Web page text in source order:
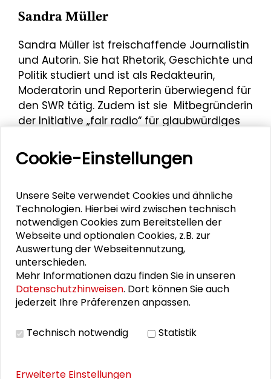
Sandra Müller
Sandra Müller ist freischaffende Journalistin
und Autorin. Sie hat Rhetorik, Geschichte und
Politik studiert und ist als Redakteurin,
Moderatorin und Reporterin überwiegend für
den SWR tätig. Zudem ist sie Mitbegründerin
der Initiative „fair radio“ für glaubwürdiges
machen“ in zweiter Auflage. 2016 wurde sie
für ihre Langzeitreportage „Jeder Sechste
die „Journalisten des Jahres“ gewählt. Sie
unterrichtet u.a. an der ARD.ZDF
medienakademie, der katholischen
Journalistenschule ifp und der Universität
Tübingen. Unter www.radio-machen.de
schreibt sie über alles, was Audio ist, kann
und faszinierend macht.
Sandra Müller war Impulsgeberin im
Workshop „Wir denken in Erzählungen. Vom
Verschwinden der Fakten aus der
„Journalismus auf Augenhöhe. Das Publikum,
Cookie-Einstellungen
Unsere Seite verwendet Cookies und ähnliche
Technologien. Hierbei wird zwischen technisch
notwendigen Cookies zum Bereitstellen der
Webseite und optionalen Cookies, z.B. zur
Auswertung der Webseitennutzung,
unterschieden.
Mehr Informationen dazu finden Sie in unseren
Datenschutzhinweisen. Dort können Sie auch
jederzeit Ihre Präferenzen anpassen.
Technisch notwendig Statistik
Erweiterte Einstellungen